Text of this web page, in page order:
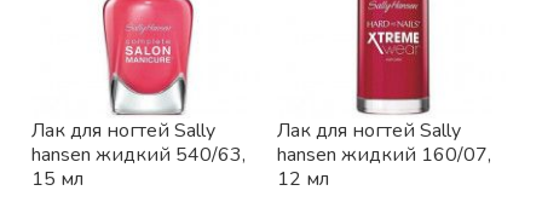
Лак для ногтей Sally
hansen жидкий 540/63,
15 мл
Лак для ногтей Sally
hansen жидкий 160/07,
12 мл